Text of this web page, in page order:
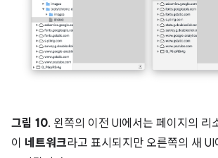
그림 10. 왼쪽의 이전 UI에서는 페이지의 리
이 네트워크라고 표시되지만 오른쪽의 새 UI